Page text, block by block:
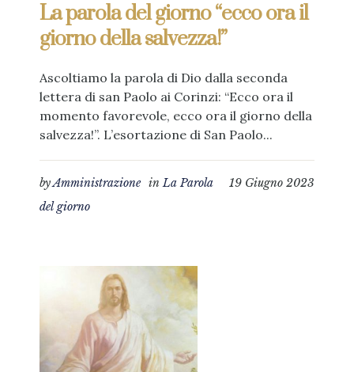
La parola del giorno “ecco ora il
giorno della salvezza!”
Ascoltiamo la parola di Dio dalla seconda
lettera di san Paolo ai Corinzi: “Ecco ora il
momento favorevole, ecco ora il giorno della
salvezza!”. L’esortazione di San Paolo...
19 Giugno 2023
byAmministrazione inLa Parola
del giorno